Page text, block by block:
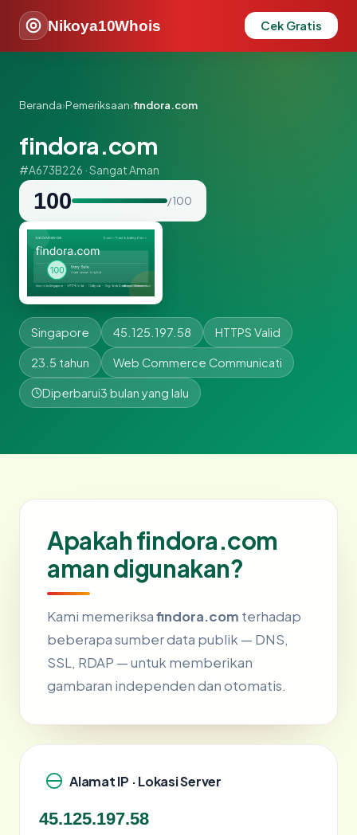
Nikoya10Whois Cek Gratis
Beranda›Pemeriksaan›findora.com
findora.com
#A673B226 · Sangat Aman
100 / 100
Singapore 45.125.197.58 HTTPS Valid
23.5 tahun Web Commerce Communicati
Diperbarui3 bulan yang lalu
Apakah findora.com
aman digunakan?
Kami memeriksafindora.com terhadap
beberapa sumber data publik — DNS,
SSL, RDAP — untuk memberikan
gambaran independen dan otomatis.
Alamat IP · Lokasi Server
45.125.197.58